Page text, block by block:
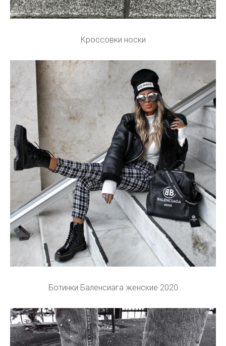
Кроссовки носки
Ботинки Баленсиага женские 2020